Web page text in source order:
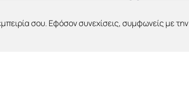
σου. Εφόσον συνεχίσεις, συμφωνείς με την